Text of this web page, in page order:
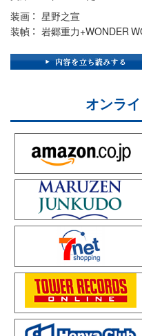
装画
星野之宣
装幀
岩郷重力+WONDER
オンラ